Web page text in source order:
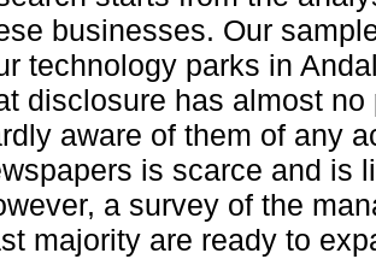
businesses. Our
technology parks in
disclosure has almost
aware of them of any
is scarce and is
a survey of the
majority are ready to